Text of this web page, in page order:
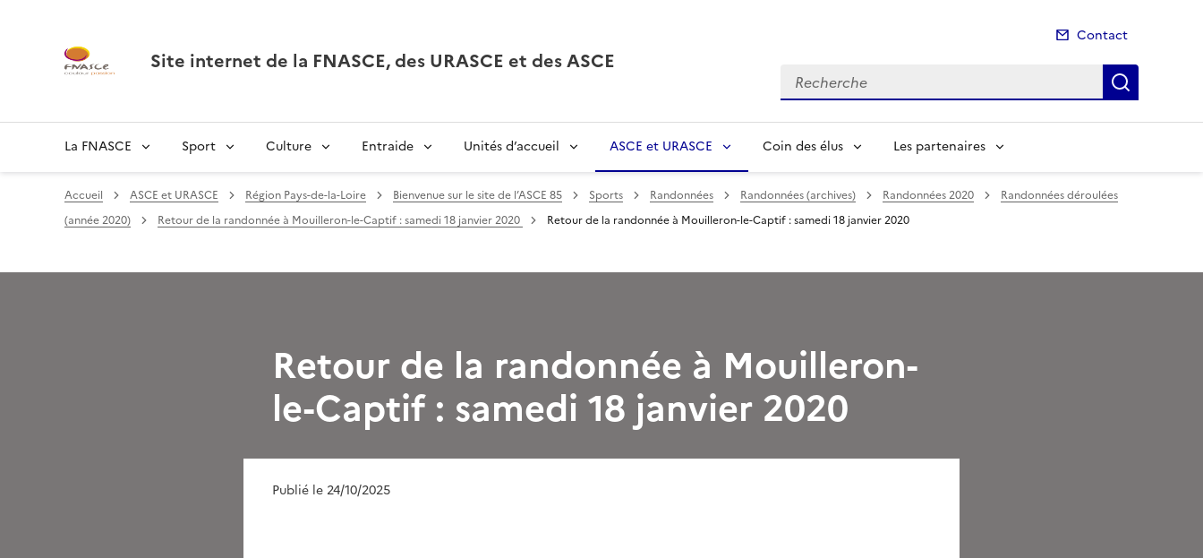
Site internet de la FNASCE, des URASCE et des ASCE
Contact
Recherche
La FNASCE Sport Culture Entraide Unités d’accueil ASCE et URASCE Coin des élus Les partenaires
Accueil ASCE et URASCE Région Pays-de-la-Loire Bienvenue sur le site de l’ASCE 85 Sports Randonnées Randonnées (archives) Randonnées 2020
Randonnées déroulées
(année 2020)
Retour de la randonnée à Mouilleron-le-Captif : samedi 18 janvier 2020 Retour de la randonnée à Mouilleron-le-Captif : samedi 18 janvier 2020
Retour de la randonnée à Mouilleron-
le-Captif : samedi 18 janvier 2020
Publié le 24/10/2025